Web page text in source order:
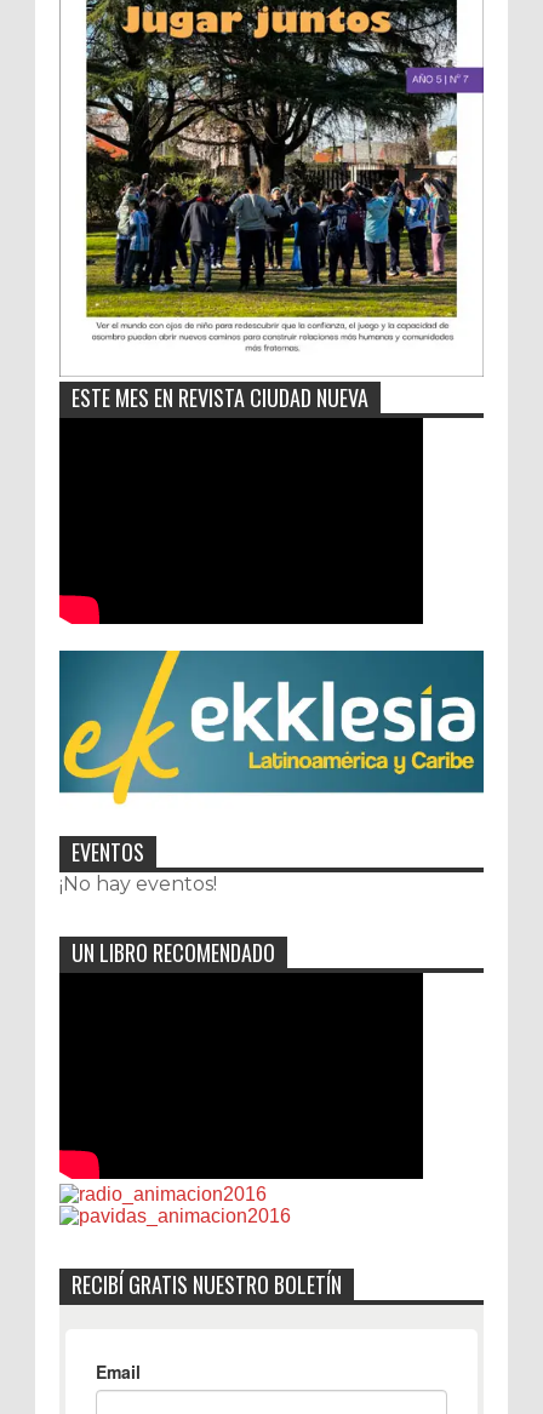
ESTE MES EN REVISTA CIUDAD NUEVA
EVENTOS
¡No hay eventos!
UN LIBRO RECOMENDADO
RECIBÍ GRATIS NUESTRO BOLETÍN